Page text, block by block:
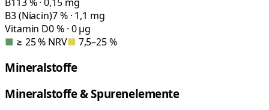
B3 (Niacin)7 % · 1,1 mg
Vitamin D0 % · 0 µg
■ ≥ 25 % NRV■ 7,5–25 %
Mineralstoffe
Mineralstoffe & Spurenelemente